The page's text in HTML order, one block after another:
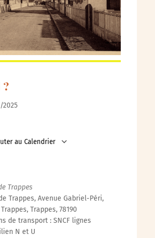
?
2025
au Calendrier
Trappes
Trappes, Avenue Gabriel-Péri,
Trappes, Trappes, 78190
de transport : SNCF lignes
N et U